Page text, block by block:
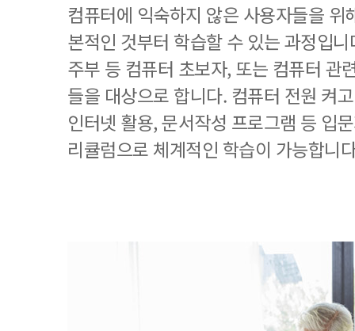
컴퓨터에 익숙하지 않은 사용자들을 위
본적인 것부터 학습할 수 있는 과정입
주부 등 컴퓨터 초보자, 또는 컴퓨터 관
들을 대상으로 합니다. 컴퓨터 전원 켜
인터넷 활용, 문서작성 프로그램 등 입
리큘럼으로 체계적인 학습이 가능합니